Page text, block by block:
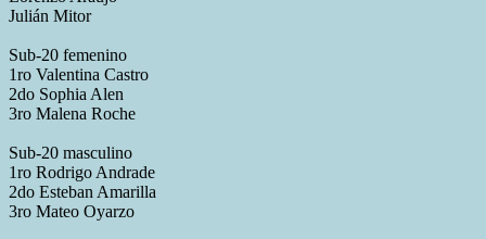
Julián Mitor
Sub-20 femenino
1ro Valentina Castro
2do Sophia Alen
3ro Malena Roche
Sub-20 masculino
1ro Rodrigo Andrade
2do Esteban Amarilla
3ro Mateo Oyarzo